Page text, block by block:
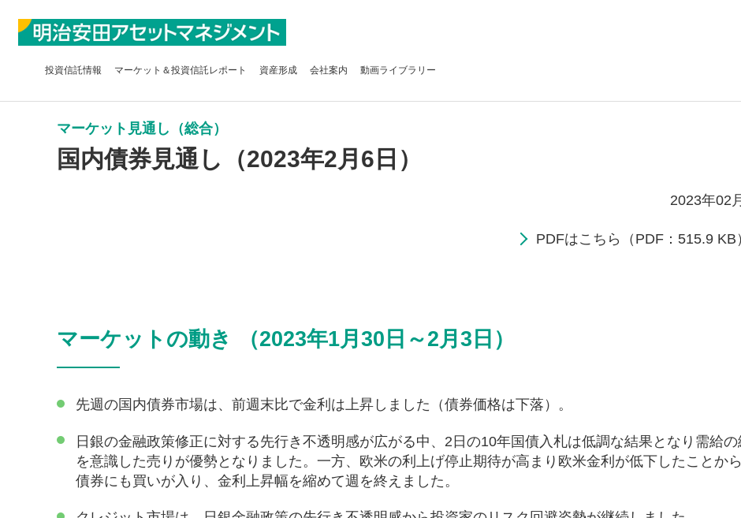
投資信託情報 マーケット＆投資信託レポート 資産形成 会社案内 動画ライブラリー
マーケット見通し（総合）
国内債券見通し（2023年2月6日）
2023年02
PDFはこちら（PDF：515.9 KB
マーケットの動き （2023年1月30日～2月3日）
先週の国内債券市場は、前週末比で金利は上昇しました（債券価格は下落）。
日銀の金融政策修正に対する先行き不透明感が広がる中、2日の10年国債入札は低調な結果となり需給の
を意識した売りが優勢となりました。一方、欧米の利上げ停止期待が高まり欧米金利が低下したことか
債券にも買いが入り、金利上昇幅を縮めて週を終えました。